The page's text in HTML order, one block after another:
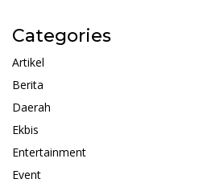
Categories
Artikel
Berita
Daerah
Ekbis
Entertainment
Event